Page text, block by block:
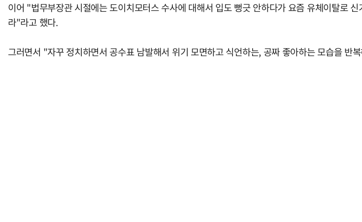
이어 "법무부장관 시절에는 도이치모터스 수사에 대해서 입도 뻥긋 안하다가 요즘 유체이탈로
라"라고 했다.
그러면서 "자꾸 정치하면서 공수표 남발해서 위기 모면하고 식언하는, 공짜 좋아하는 모습을 반